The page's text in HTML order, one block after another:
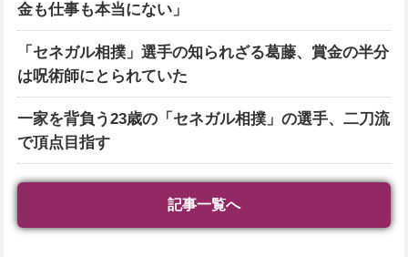
金も仕事も本当にない」
「セネガル相撲」選手の知られざる葛藤、賞金の半分
は呪術師にとられていた
一家を背負う23歳の「セネガル相撲」の選手、二刀流
で頂点目指す
記事一覧へ